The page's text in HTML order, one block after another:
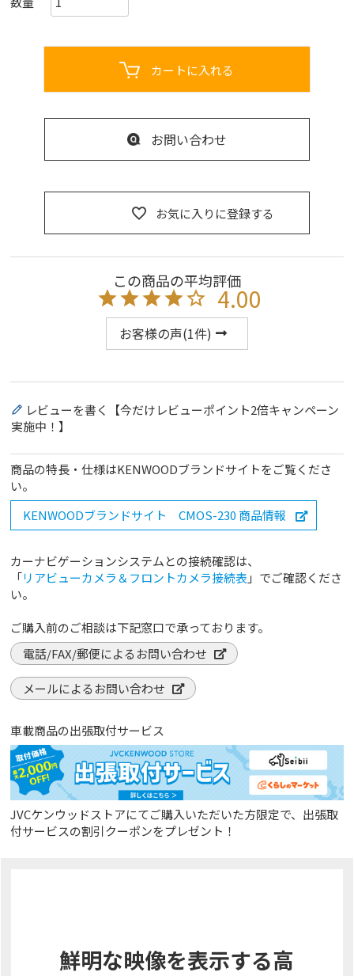
お気に入りに登録する
カートに入れる
お問い合わせ
4.00
お客様の声(1件)
レビューを書く【今だけレビューポイント2倍キャンペーン
実施中！】
商品の特長・仕様はKENWOODブランドサイトをご覧くださ
い。
KENWOODブランドサイト CMOS-230 商品情報
カーナビゲーションシステムとの接続確認は、
「リアビューカメラ＆フロントカメラ接続表 」でご確認くださ
い。
ご購入前のご相談は下記窓口で承っております。
電話/FAX/郵便によるお問い合わせ
メールによるお問い合わせ
車載商品の出張取付サービス
JVCケンウッドストアにてご購入いただいた方限定で、出張取
付サービスの割引クーポンをプレゼント！
鮮明な映像を表示する高